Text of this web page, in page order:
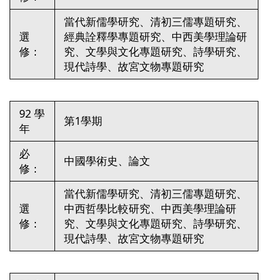
選
修：
當代新儒學研究、清初三儒專題研究、
經典詮釋學專題研究、中西美學理論研
究、文學與文化專題研究、詩學研究、
現代詩學、故宮文物專題研究
92 學
年
第1學期
必
修：
中國學術史、論文
選
修：
當代新儒學研究、清初三儒專題研究、
中西哲學比較研究、中西美學理論研
究、文學與文化專題研究、詩學研究、
現代詩學、故宮文物專題研究